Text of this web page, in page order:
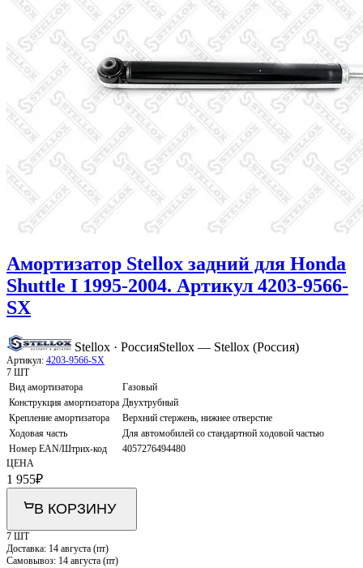
Амортизатор Stellox задний для Honda
Shuttle I 1995-2004. Артикул 4203-9566-
SX
Stellox · РоссияStellox — Stellox (Россия)
Артикул: 4203-9566-SX
7 ШТ
Вид амортизатора
Газовый
Конструкция амортизатора Двухтрубный
Крепление амортизатора
Верхний стержень, нижнее отверстие
Ходовая часть
Для автомобилей со стандартной ходовой частью
Номер EAN/Штрих-код
4057276494480
ЦЕНА
1 955₽
В КОРЗИНУ
7 ШТ
Доставка: 14 августа (пт)
Самовывоз: 14 августа (пт)